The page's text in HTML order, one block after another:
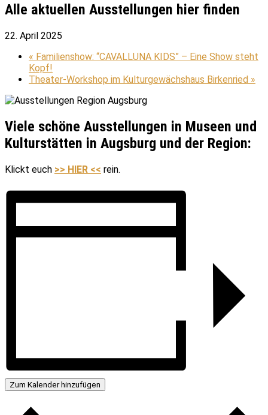
Alle aktuellen Ausstellungen hier finden
22. April 2025
« Familienshow: “CAVALLUNA KIDS” – Eine Show steht
Kopf!
Theater-Workshop im Kulturgewächshaus Birkenried »
Viele schöne Ausstellungen in Museen und
Kulturstätten in Augsburg und der Region:
Klickt euch >> HIER << rein.
Zum Kalender hinzufügen